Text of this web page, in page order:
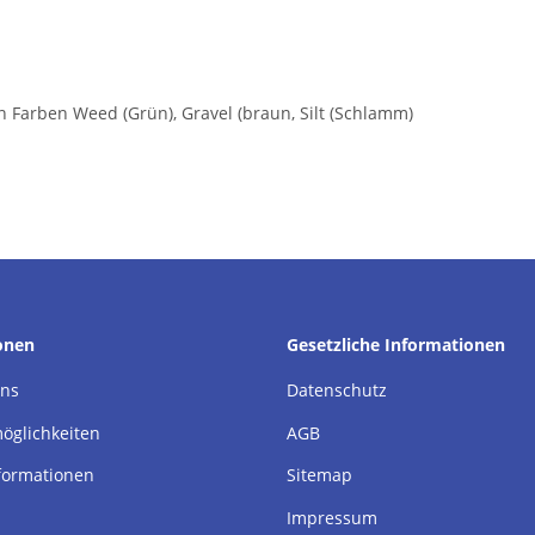
Weed (Grün), Gravel (braun, Silt (Schlamm)
Gesetzliche Informationen
Datenschutz
AGB
Sitemap
Impressum